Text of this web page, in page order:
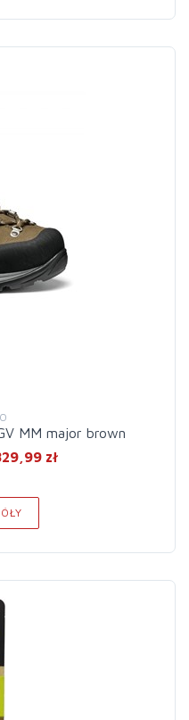
MM major brown
zł